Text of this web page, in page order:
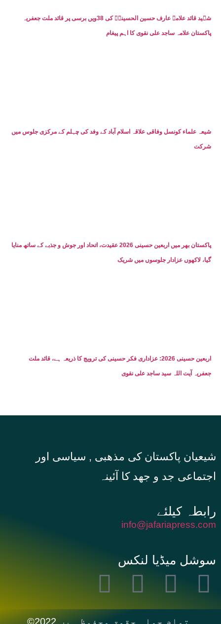
شہید قائد علامہ عارف حسین الحسینیؒ کی 38ویں برسی پر قائد ملت جعفریہ
پاکستان علامہ ساجد علی نقوی کا اہم پیغام
شیعہ علماء کونسل وفاقی علاقہ اسلام آباد کے وفد کی چہلم کے مرکزی جلوس میں
شرکت
پاکستان بھر میں اربعین حسینی 2026 عقیدت، اتحاد اور جوش و جذبے کے ساتھ منایا
گیا، لاکھوں عزادار جلوسوں میں شریک
اربعین حسینی 2026: عزاداری فکر حسینی کی ترویج کا ذریعہ ہے، قائد ملت
جعفریہ آیت اللہ سید ساجد علی نقوی
شیعیان پاکستان کی مذهبی , سیاسی اور
اجتماعی جد و جهد کا آئینہ
info@jafariapress.com​
سوشل میڈیا لنکس
©2022 تمام جملہ حقوق محفوظ ہیں